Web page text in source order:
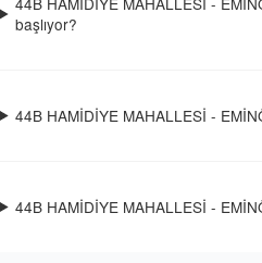
başlıyor?
44B HAMİDİYE MAHALLESİ -
44B HAMİDİYE MAHALLESİ -